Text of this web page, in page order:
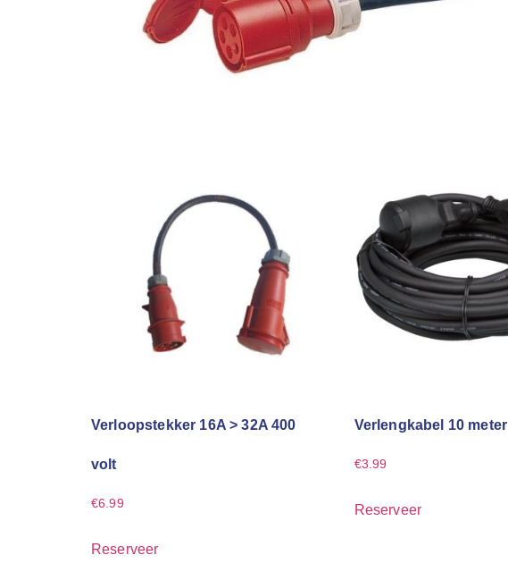
Verloopstekker 16A > 32A 400
volt
€6.99
Reserveer
Verlengkabel 10 meter
€3.99
Reserveer